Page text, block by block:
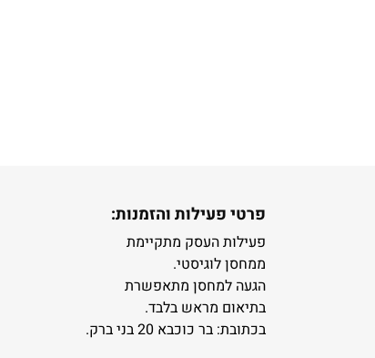
פרטי פעילות והזמנות:
פעילות העסק מתקיימת
ממחסן לוגיסטי.
הגעה למחסן מתאפשרת
בתיאום מראש בלבד.
בכתובת: בר כוכבא 20 בני ברק.